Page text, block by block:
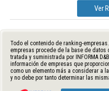
Ver
Todo el contenido de ranking-
empresas procede de la base de datos
tratada y suministrada por INFORMA
información de empresas que
como un elemento más a considerar a
y no debe por tanto determinar las